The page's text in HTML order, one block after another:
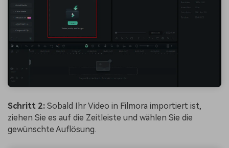
Schritt 2: Sobald Ihr Video in Filmora importiert ist,
ziehen Sie es auf die Zeitleiste und wählen Sie die
gewünschte Auflösung.